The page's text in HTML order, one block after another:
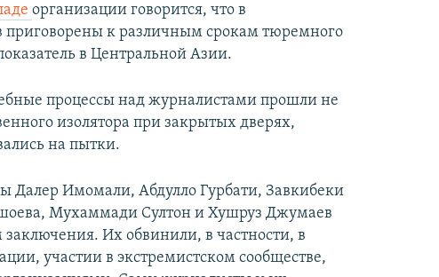
организации говорится, что в
приговорены к различным срокам тюремного
в Центральной Азии.
процессы над журналистами прошли не
изолятора при закрытых дверях,
на пытки.
Далер Имомали, Абдулло Гурбати, Завкибеки
Мухаммади Султон и Хушруз Джумаев
Их обвинили, в частности, в
участии в экстремистском сообществе,